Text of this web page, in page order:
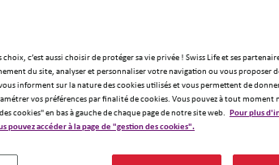
Swiss Life à Tulle
choix, c’est aussi choisir de protéger sa vie privée ! Swiss Life et ses
du site, analyser et personnaliser votre navigation ou vous proposer
informent sur la nature des cookies utilisés et vous permettent de
vos préférences par finalité de cookies. Vous pouvez à tout moment
cookies" en bas à gauche de chaque page de notre site web. Pour plus
pouvez accéder à la page de "gestion des cookies".